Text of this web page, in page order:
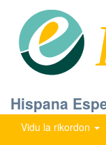
Hispana
Vidu la rikordon